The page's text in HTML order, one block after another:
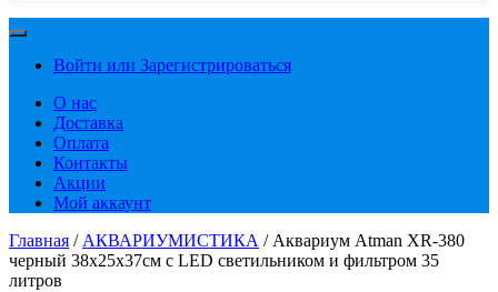
Войти или Зарегистрироваться
О нас
Доставка
Оплата
Контакты
Акции
Мой аккаунт
Главная / АКВАРИУМИСТИКА / Аквариум Atman XR-380
черный 38х25х37см с LED светильником и фильтром 35
литров